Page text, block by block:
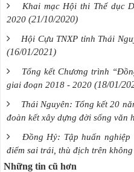
Khai mạc Hội thi Thể dục
2020 (21/10/2020)
Hội Cựu TNXP tỉnh Thái
(16/01/2021)
Tổng kết Chương trình
giai đoạn 2018 - 2020 (18/01/
Thái Nguyên: Tổng kết 20
đoàn kết xây dựng đời sống văn
Đồng Hỷ: Tập huấn
điểm sai trái, thù địch trên
Những tin cũ hơn